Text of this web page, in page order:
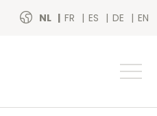
NL FR ES DE EN